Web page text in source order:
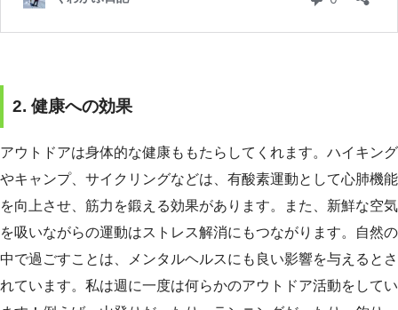
2. 健康への効果
アウトドアは身体的な健康ももたらしてくれます。ハイキング
やキャンプ、サイクリングなどは、有酸素運動として心肺機能
を向上させ、筋力を鍛える効果があります。また、新鮮な空気
を吸いながらの運動はストレス解消にもつながります。自然の
中で過ごすことは、メンタルヘルスにも良い影響を与えるとさ
れています。私は週に一度は何らかのアウトドア活動をしてい